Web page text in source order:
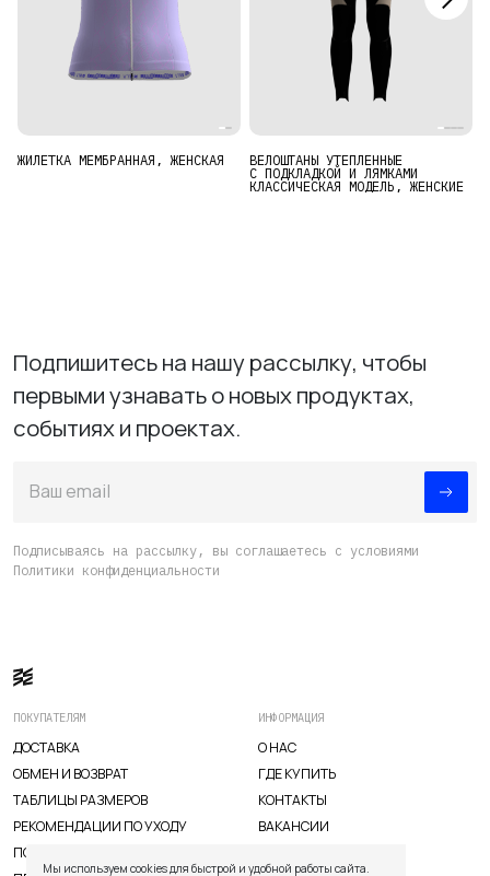
Где купить
TELEGRAM
ДОСТАВКА ОБМЕН И ВОЗВРАТ ТАБЛИЦЫ РАЗМЕРОВ
ЖИЛЕТКА МЕМБРАННАЯ, ЖЕНСКАЯ ВЕЛОШТАНЫ УТЕПЛЕННЫЕ
С ПОДКЛАДКОЙ И ЛЯМКАМИ
КЛАССИЧЕСКАЯ МОДЕЛЬ, ЖЕНСКИЕ
ПОКУПАТЕЛЯМ
ДОСТАВКА
ОБМЕН И ВОЗВРАТ
ТАБЛИЦЫ РАЗМЕРОВ
РЕКОМЕНДАЦИИ ПО УХОДУ
ПОЛИТИКА КАЧЕСТВА
ИНФОРМАЦИЯ
О НАС
ГДЕ КУПИТЬ
КОНТАКТЫ
ВАКАНСИИ
Подпишитесь на нашу рассылку, чтобы
первыми узнавать о новых продуктах,
событиях и проектах.
Ваш email
Подписываясь на рассылку, вы соглашаетесь с условиями
Политики конфиденциальности
Мы используем cookies для быстрой и удобной работы сайта.